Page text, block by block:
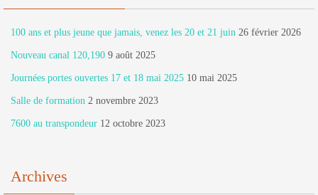
100 ans et plus jeune que jamais, venez les 20 et 21 juin 26 février 2026
Nouveau canal 120,190 9 août 2025
Journées portes ouvertes 17 et 18 mai 2025 10 mai 2025
Salle de formation 2 novembre 2023
7600 au transpondeur 12 octobre 2023
Archives